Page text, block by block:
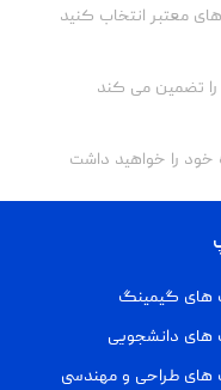
معتبر انتخاب کنید
را تضمین می کند
را خواهید داشت
های گیمینگ
های دانشجویی
های طراحی و مهندسی